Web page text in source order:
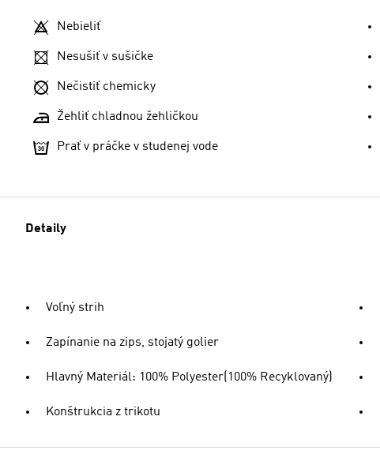
Nebieliť
Nesušiť v sušičke
Nečistiť chemicky
Žehliť chladnou žehličkou
Prať v práčke v studenej vode
Detaily
Voľný strih
Zapínanie na zips, stojatý golier
Hlavný Materiál: 100% Polyester(100% Recyklovaný)
Konštrukcia z trikotu